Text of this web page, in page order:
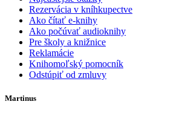
Rezervácia v kníhkupectve
Ako čítať e-knihy
Ako počúvať audioknihy
Pre školy a knižnice
Reklamácie
Knihomoľský pomocník
Odstúpiť od zmluvy
Martinus